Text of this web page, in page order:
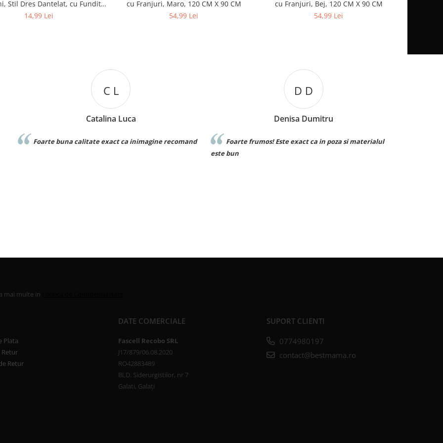
Stil Dres Dantelat, cu Fundita
Eleganta
14,99 Lei
cu Franjuri, Maro, 120 CM X 90 CM
54,99 Lei
cu Franjuri, Bej, 120 CM X 90 CM
54,99 Lei
recomand
Denisa Dumitru
Foarte frumos! Este exact ca in poza si materialul
Bianca Burcuta
Sunt superbe! Le ador. ❤️
mai multe in
Plata
Retur
Retur
DATE COMERCIALE
Fascell Recobo SRL
J17/879/06.08.2020
RO42883489
BLD. Siderurgistilor, nr 7
Galati, Galați
SUPORT CLIENTI
0774980197
contact@bestmama.ro